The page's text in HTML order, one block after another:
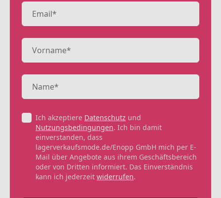
Ich akzeptiere Datenschutz und
Nutzungsbedingungen. Ich bin damit
einverstanden, dass
lagerverkaufsmode.de/Enopp GmbH mich per E-
Mail über Angebote aus ihrem Geschäftsbereich
oder von Dritten informiert. Das Einverständnis
kann ich jederzeit widerrufen.